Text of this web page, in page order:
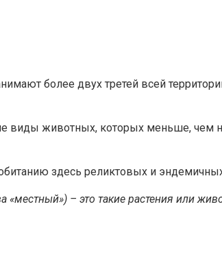
более двух третей всей
виды животных, которых меньше, чем
здесь реликтовых и
«местный») – это такие растения или